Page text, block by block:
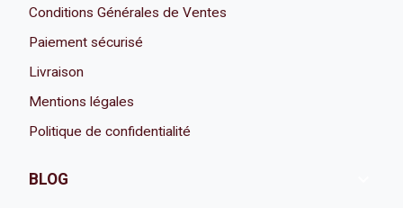
Conditions Générales de Ventes
Paiement sécurisé
Livraison
Mentions légales
Politique de confidentialité
BLOG